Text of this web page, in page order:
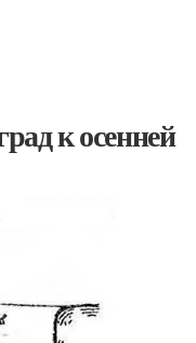
к осенней